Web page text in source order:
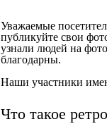
Уважаемые
публикуйте свои
узнали людей на
благодарны.
Наши участники
Что такое